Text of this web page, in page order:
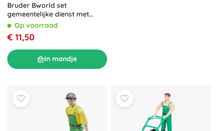
Bruder Bworld set
gemeentelijke dienst met
figuur
Op voorraad
€ 11,50
In mandje